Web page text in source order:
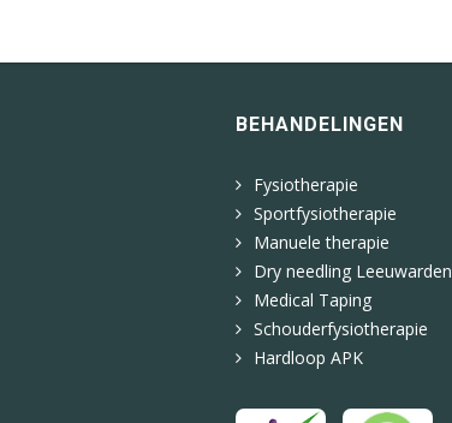
BEHANDELINGEN
Fysiotherapie
Sportfysiotherapie
Manuele therapie
Dry needling Leeuwarden
Medical Taping
Schouderfysiotherapie
Hardloop APK